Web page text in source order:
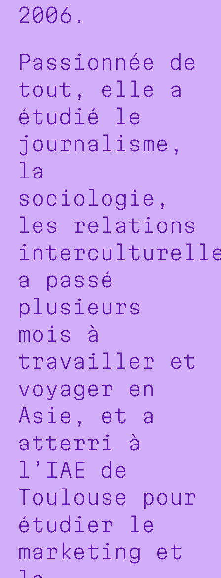
2006.
Passionnée de
tout, elle a
étudié le
journalisme,
la
sociologie,
les relations
a passé
plusieurs
mois à
travailler et
voyager en
Asie, et a
atterri à
l’IAE de
Toulouse pour
étudier le
marketing et